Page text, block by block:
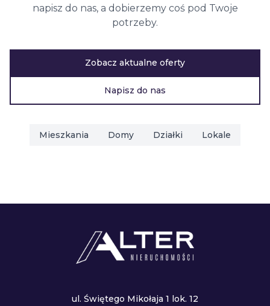
napisz do nas, a dobierzemy coś pod Twoje
potrzeby.
Zobacz aktualne oferty
Napisz do nas
Mieszkania Domy Działki Lokale
ul. Świętego Mikołaja 1 lok. 12